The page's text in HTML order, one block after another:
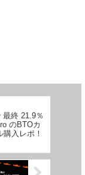
最終 21.9％
のBTOカ
入レポ！